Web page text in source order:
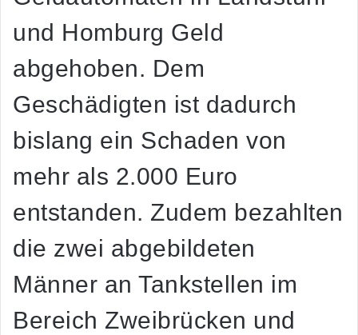
und Homburg Geld
abgehoben. Dem
Geschädigten ist dadurch
bislang ein Schaden von
mehr als 2.000 Euro
entstanden. Zudem bezahlten
die zwei abgebildeten
Männer an Tankstellen im
Bereich Zweibrücken und